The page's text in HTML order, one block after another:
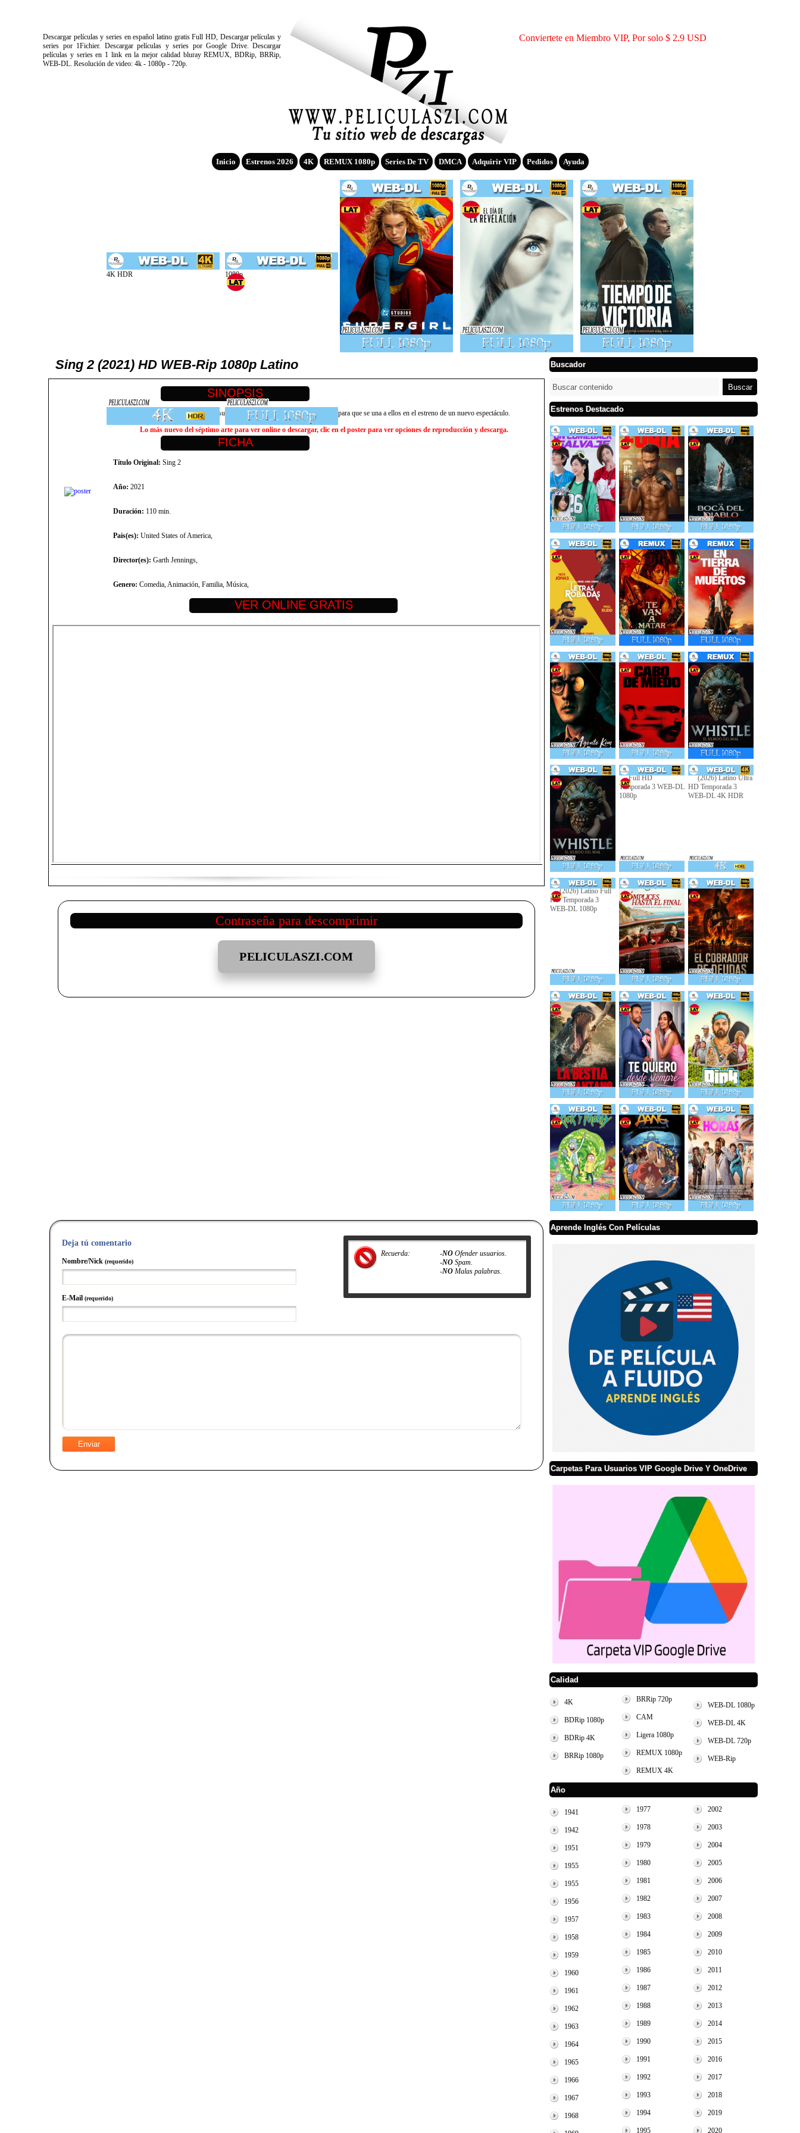
Descargar películas y series en español latino gratis Full HD, Descargar películas y
series por 1Fichier. Descargar películas y series por Google Drive. Descargar
películas y series en 1 link en la mejor calidad bluray REMUX, BDRip, BRRip,
WEB-DL. Resolución de video: 4k - 1080p - 720p.
Conviertete en Miembro VIP, Por solo $ 2.9 USD
Inicio Estrenos 2026 4K REMUX 1080p Series De TV DMCA Adquirir VIP Pedidos Ayuda
Sing 2 (2021) HD WEB-Rip 1080p Latino
Buster Moon y sus amigos deben persuadir a la estrella del rock Clay Calloway para que se una a ellos en el estreno de un nuevo espectáculo.
Lo más nuevo del séptimo arte para ver online o descargar, clic en el poster para ver opciones de reproducción y descarga.
Título Original: Sing 2
Año: 2021
Duración: 110 min.
Pais(es): United States of America,
Director(es): Garth Jennings,
Genero: Comedia, Animación, Familia, Música,
Contraseña para descomprimir
PELICULASZI.COM
Recuerda: -NOOfender usuarios.
-NOSpam.
-NOMalas palabras.
Deja tú comentario
Nombre/Nick (requerido)
E-Mail (requerido)
Buscador
Estrenos Destacado
Aprende Inglés Con Películas
Carpetas Para Usuarios VIP Google Drive Y OneDrive
Calidad
4K
BDRip 1080p
BDRip 4K
BRRip 1080p
BRRip 720p
CAM
Ligera 1080p
REMUX 1080p
REMUX 4K
WEB-DL 1080p
WEB-DL 4K
WEB-DL 720p
WEB-Rip
Año
1941
1942
1951
1955
1955
1956
1957
1958
1959
1960
1961
1962
1963
1964
1965
1966
1967
1968
1977
1978
1979
1980
1981
1982
1983
1984
1985
1986
1987
1988
1989
1990
1991
1992
1993
1994
1995
2002
2003
2004
2005
2006
2007
2008
2009
2010
2011
2012
2013
2014
2015
2016
2017
2018
2019
2020